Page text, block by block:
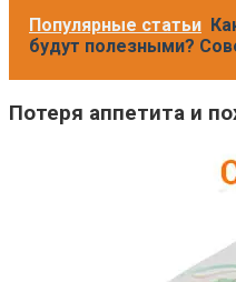
Популярные статьи
будут полезными?
Потеря аппетита и